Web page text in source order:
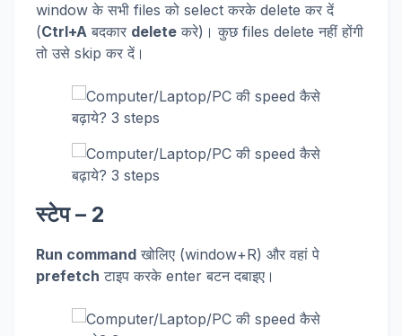
window के सभी files को select करके delete कर दें
(Ctrl+A बदकार delete करे)। कुछ files delete नहीं होंगी
तो उसे skip कर दें।
स्टेप – 2
Run command खोलिए (window+R) और वहां पे
prefetch टाइप करके enter बटन दबाइए।